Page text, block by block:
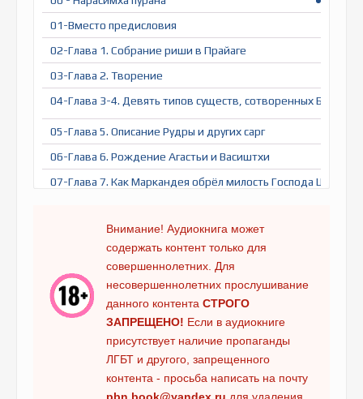
01-Вместо предисловия
02-Глава 1. Собрание риши в Прайаге
03-Глава 2. Творение
04-Глава 3-4. Девять типов существ, сотворенных Брахмой
05-Глава 5. Описание Рудры и других сарг
06-Глава 6. Рождение Агастьи и Васиштхи
07-Глава 7. Как Маркандея обрёл милость Господа Шри
09-Глава 9. Повторение Ямаштаки
10-Глава 10. Женитьба Маркандеи и рождение Ведаширы
11-Глава 11. Мудрец Маркандея предлагает молитвы
12-Глава 12. Беседа Ямы и Ями
13-Глава 13. Сила целомудрия и беседа с Брахмачари
14-Глава 14. О важности паломничества и ашрамах
Внимание! Аудиокнига может
содержать контент только для
совершеннолетних. Для
несовершеннолетних прослушивание
данного контента СТРОГО
ЗАПРЕЩЕНО! Если в аудиокниге
присутствует наличие пропаганды
ЛГБТ и другого, запрещенного
контента - просьба написать на почту